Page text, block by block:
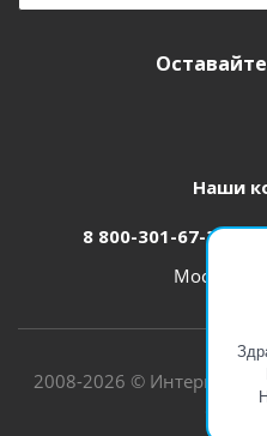
Наши
8 800-301-67-31
Москва,
2008-2026 © Интернет-